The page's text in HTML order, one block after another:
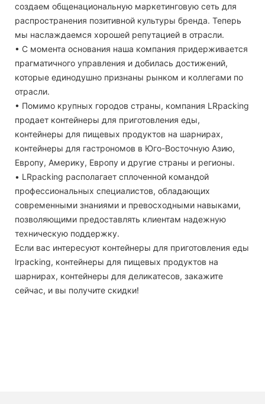
создаем общенациональную маркетинговую сеть для
распространения позитивной культуры бренда. Теперь
мы наслаждаемся хорошей репутацией в отрасли.
• С момента основания наша компания придерживается
прагматичного управления и добилась достижений,
которые единодушно признаны рынком и коллегами по
отрасли.
• Помимо крупных городов страны, компания LRpacking
продает контейнеры для приготовления еды,
контейнеры для пищевых продуктов на шарнирах,
контейнеры для гастрономов в Юго-Восточную Азию,
Европу, Америку, Европу и другие страны и регионы.
• LRpacking располагает сплоченной командой
профессиональных специалистов, обладающих
современными знаниями и превосходными навыками,
позволяющими предоставлять клиентам надежную
техническую поддержку.
Если вас интересуют контейнеры для приготовления еды
lrpacking, контейнеры для пищевых продуктов на
шарнирах, контейнеры для деликатесов, закажите
сейчас, и вы получите скидки!